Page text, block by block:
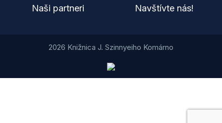
Naši partneri Navštívte nás!
2026 Knižnica J. Szinnyeiho Komárno